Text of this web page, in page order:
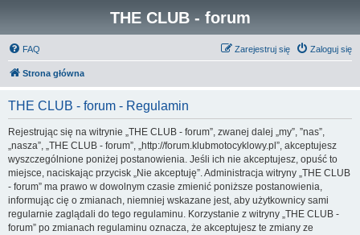
THE CLUB - forum
FAQ Zaloguj się
Zarejestruj się
Strona główna
THE CLUB - forum - Regulamin
Rejestrując się na witrynie „THE CLUB - forum”, zwanej dalej „my”, ”nas”,
„nasza”, „THE CLUB - forum”, „http://forum.klubmotocyklowy.pl”, akceptujesz
wyszczególnione poniżej postanowienia. Jeśli ich nie akceptujesz, opuść to
miejsce, naciskając przycisk „Nie akceptuję”. Administracja witryny „THE CLUB
- forum” ma prawo w dowolnym czasie zmienić poniższe postanowienia,
informując cię o zmianach, niemniej wskazane jest, aby użytkownicy sami
regularnie zaglądali do tego regulaminu. Korzystanie z witryny „THE CLUB -
forum” po zmianach regulaminu oznacza, że akceptujesz te zmiany ze